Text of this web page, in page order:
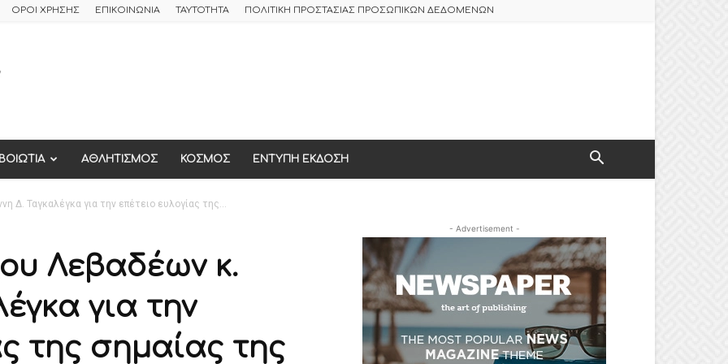
ΟΡΟΙ ΧΡΗΣΗΣ ΕΠΙΚΟΙΝΩΝΙΑ ΤΑΥΤΟΤΗΤΑ ΠΟΛΙΤΙΚΗ ΠΡΟΣΤΑΣΙΑΣ ΠΡΟΣΩΠΙΚΩΝ ΔΕΔΟΜΕΝΩΝ
ΒΟΙΩΤΙΑ ΑΘΛΗΤΙΣΜΟΣ ΚΟΣΜΟΣ ΕΝΤΥΠΗ ΕΚΔΟΣΗ
Δ. Ταγκαλέγκα για την επέτειο ευλογίας της...
Λεβαδέων κ.
για την
της σημαίας της
- Advertisement -